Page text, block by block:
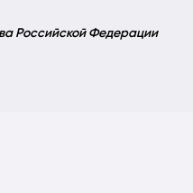
Российской Федерации